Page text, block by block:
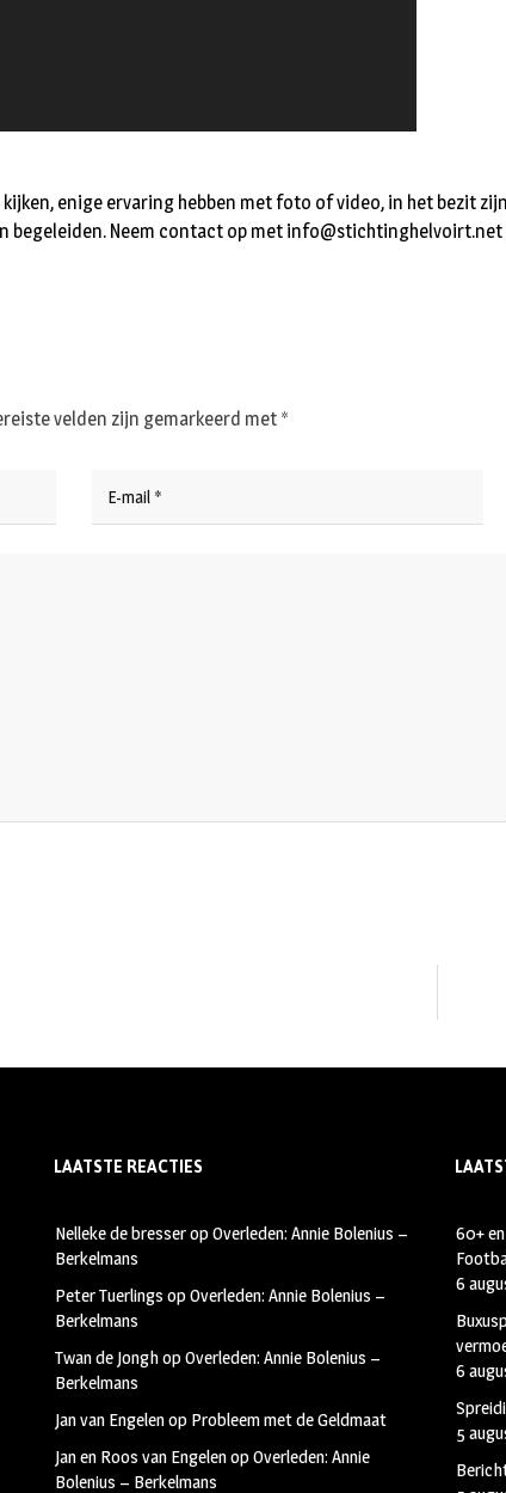
enige ervaring hebben met foto of video, in het bezit
begeleiden. Neem contact op met info@stichtinghelvoirt.net
velden zijn gemarkeerd met *
LAATSTE REACTIES
Nelleke de bresseropOverleden: Annie Bolenius –
Berkelmans
Peter Tuerlings opOverleden: Annie Bolenius –
Berkelmans
Twan de JonghopOverleden: Annie Bolenius –
Berkelmans
Jan van Engelenop Probleem met de Geldmaat
Jan en Roos van EngelenopOverleden: Annie
Bolenius – Berkelmans
60+
6
6
5